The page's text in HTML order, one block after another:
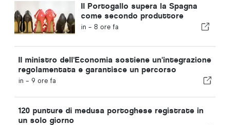
Il Portogallo supera la Spagna
come secondo produttore
europeo di calzature
in - 8 ore fa
Il ministro dell'Economia sostiene un'integrazione
regolamentata e garantisce un percorso
accelerato per gli immigrati
in - 9 ore fa
120 punture di medusa portoghese registrate in
un solo giorno